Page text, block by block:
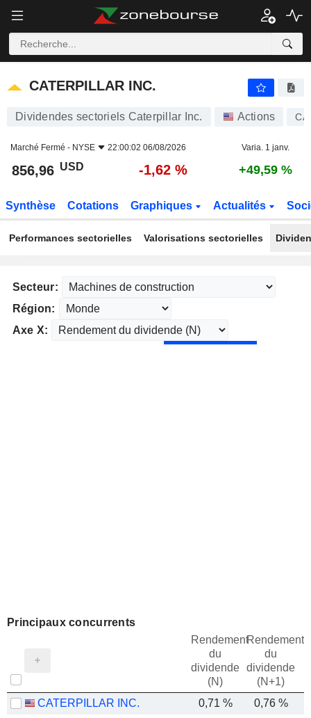
CATERPILLAR INC.
CATERPILLAR INC.
Dividendes sectoriels Caterpillar Inc. Actions
Marché Fermé - NYSE 22:00:02 06/08/2026 Varia. 1 janv.
856,96 USD -1,62 % +49,59 %
Synthèse Cotations Graphiques Actualités
Performances sectorielles Valorisations sectorielles
Secteur:
Région:
Axe X:
Principaux concurrents
Rendement
du
dividende
(N)
Rendement
du
dividende
(N+1)
CATERPILLAR INC. 0,71 % 0,76 %